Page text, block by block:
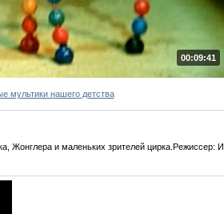
00:09:41
мультики нашего детства
Жонглера и маленьких зрителей цирка.Режиссер: И.